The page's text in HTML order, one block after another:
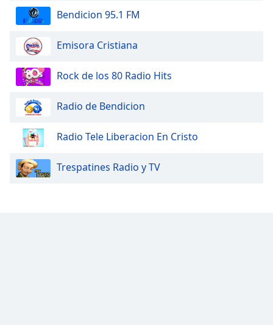
Bendicion 95.1 FM
Emisora Cristiana
Rock de los 80 Radio Hits
Radio de Bendicion
Radio Tele Liberacion En Cristo
Trespatines Radio y TV